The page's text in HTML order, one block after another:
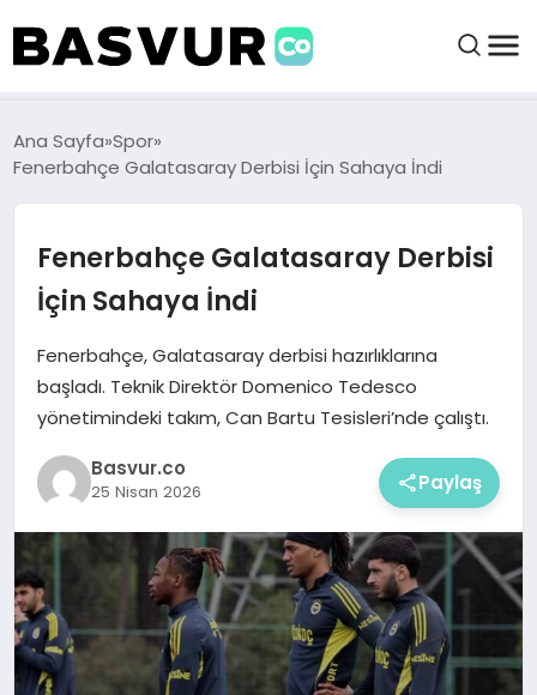
BAŞVURULAR
BAYILIKLER
İŞ FIKIRLERI
KRIPTO HABER
Ana Sayfa Spor
Fenerbahçe Galatasaray Derbisi İçin Sahaya İndi
Fenerbahçe Galatasaray Derbisi
İçin Sahaya İndi
Fenerbahçe, Galatasaray derbisi hazırlıklarına
başladı. Teknik Direktör Domenico Tedesco
yönetimindeki takım, Can Bartu Tesisleri’nde çalıştı.
Basvur.co
25 Nisan 2026 Paylaş